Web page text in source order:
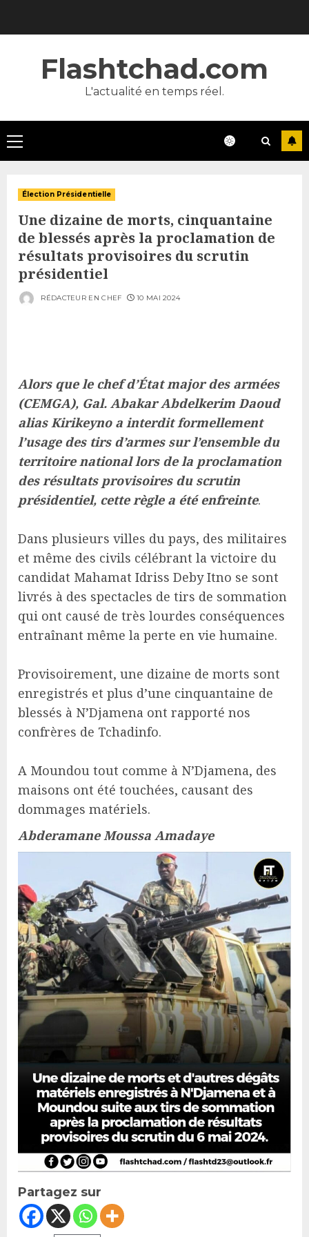
Flashtchad.com
L'actualité en temps réel.
Primary
Menu
Élection Présidentielle
Une dizaine de morts, cinquantaine
de blessés après la proclamation de
résultats provisoires du scrutin
présidentiel
RÉDACTEUR EN CHEF 10 MAI 2024
Alors que le chef d’État major des armées
(CEMGA), Gal. Abakar Abdelkerim Daoud
alias Kirikeyno a interdit formellement
l’usage des tirs d’armes sur l’ensemble du
territoire national lors de la proclamation
des résultats provisoires du scrutin
présidentiel, cette règle a été enfreinte.
Dans plusieurs villes du pays, des militaires
et même des civils célébrant la victoire du
candidat Mahamat Idriss Deby Itno se sont
livrés à des spectacles de tirs de sommation
qui ont causé de très lourdes conséquences
entraînant même la perte en vie humaine.
Provisoirement, une dizaine de morts sont
enregistrés et plus d’une cinquantaine de
blessés à N’Djamena ont rapporté nos
confrères de Tchadinfo.
A Moundou tout comme à N’Djamena, des
maisons ont été touchées, causant des
dommages matériels.
Abderamane Moussa Amadaye
Partagez sur